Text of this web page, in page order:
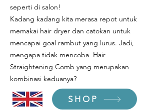
seperti di salon!
Kadang kadang kita merasa repot untuk
memakai hair dryer dan catokan untuk
mencapai goal rambut yang lurus. Jadi,
mengapa tidak mencoba Hair
Straightening Comb yang merupakan
kombinasi keduanya?
SHOP